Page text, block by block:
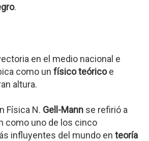
.
en el medio nacional e
como un físico teóricoe
altura.
Física N. Gell-Mann se refirió a
como uno de los cinco
influyentes del mundo en teoría